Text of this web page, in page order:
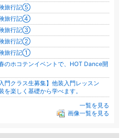
旅行記⑤
旅行記④
旅行記③
旅行記②
旅行記①
のホコテンイベントで、HOT Dance開
入門クラス生募集】他装入門レッスン
を楽しく基礎から学べます。
一覧を見る
画像一覧を見る